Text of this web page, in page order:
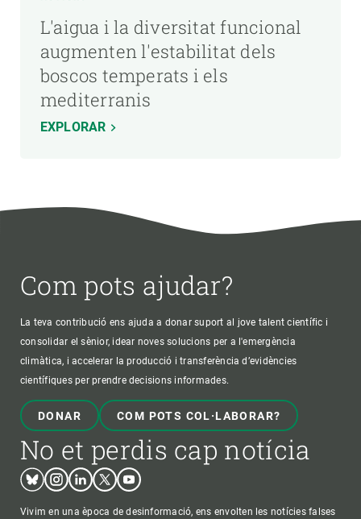
L'aigua i la diversitat funcional
augmenten l'estabilitat dels
boscos temperats i els
mediterranis
EXPLORAR
Com pots ajudar?
La teva contribució ens ajuda a donar suport al jove talent científic i
consolidar el sènior, idear noves solucions per a l'emergència
climàtica, i accelerar la producció i transferència d’evidències
científiques per prendre decisions informades.
DONAR COM POTS COL·LABORAR?
No et perdis cap notícia
BlueskyInstagram
LinkedinTwitterYoutube
Vivim en una època de desinformació, ens envolten les notícies falses